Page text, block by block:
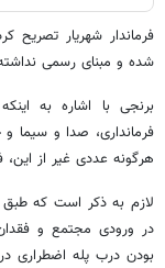
فرماندار شهریار تصریح
شده و مبنای رسمی
برنجی با اشاره به
هرگونه عددی غیر از
لازم به ذکر است که
در ورودی مجتمع و